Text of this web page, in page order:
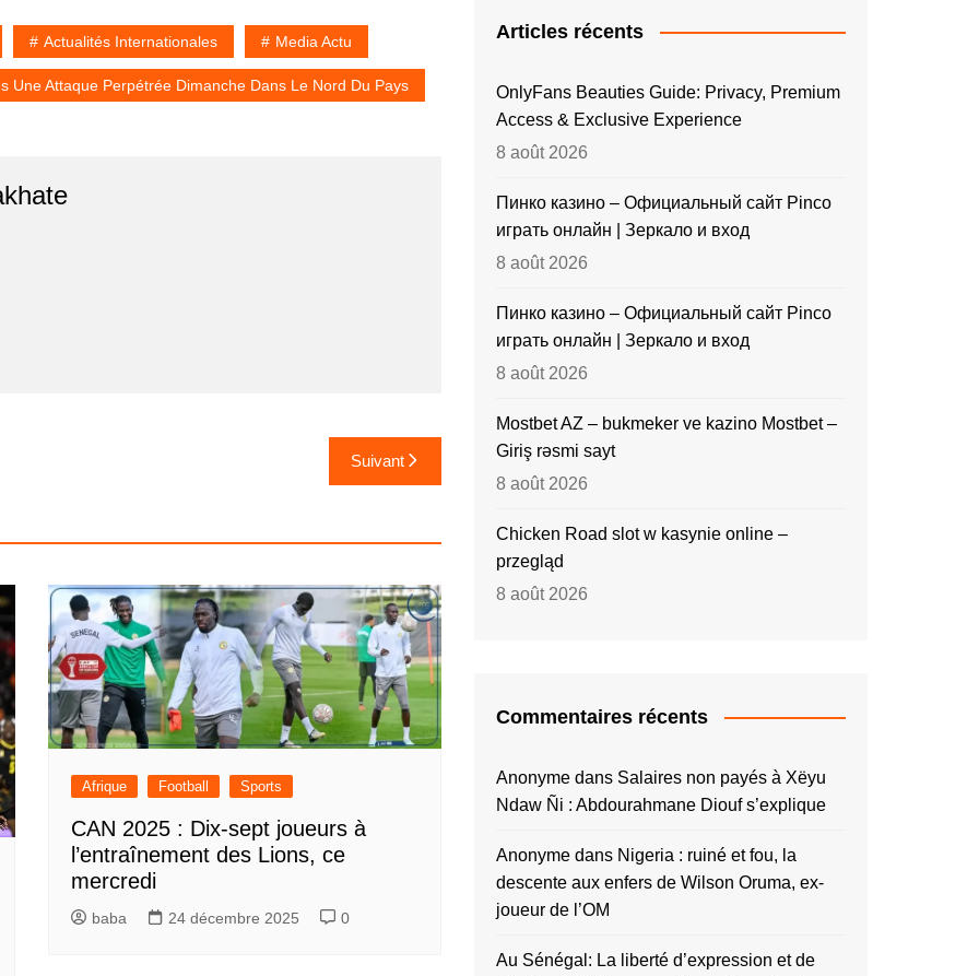
Actualités Internationales Media Actu
Une Attaque Perpétrée Dimanche Dans Le Nord Du Pays
Suivant
Afrique Football Sports
CAN 2025 : Dix-sept joueurs à
l’entraînement des Lions, ce
mercredi
baba 24 décembre 2025 0
Articles récents
OnlyFans Beauties Guide: Privacy, Premium
Access & Exclusive Experience
8 août 2026
Пинко казино – Официальный сайт Pinco
играть онлайн | Зеркало и вход
8 août 2026
Пинко казино – Официальный сайт Pinco
играть онлайн | Зеркало и вход
8 août 2026
Mostbet AZ – bukmeker ve kazino Mostbet –
Giriş rəsmi sayt
8 août 2026
Chicken Road slot w kasynie online –
przegląd
8 août 2026
Commentaires récents
Anonyme dans Salaires non payés à Xëyu
Ndaw Ñi : Abdourahmane Diouf s’explique
Anonyme dans Nigeria : ruiné et fou, la
descente aux enfers de Wilson Oruma, ex-
joueur de l’OM
Au Sénégal: La liberté d’expression et de